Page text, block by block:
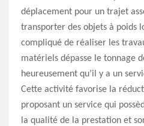
déplacement pour un trajet
transporter des objets à poids
compliqué de réaliser les
matériels dépasse le tonnage
heureusement qu’il y a un
Cette activité favorise la
proposant un service qui
la qualité de la prestation et